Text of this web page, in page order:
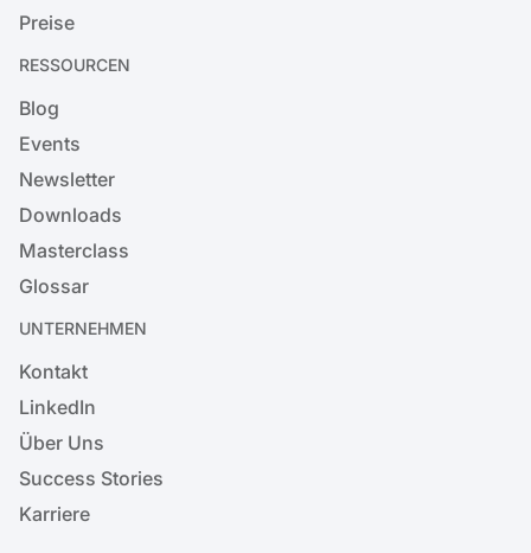
Preise
RESSOURCEN
Blog
Events
Newsletter
Downloads
Masterclass
Glossar
UNTERNEHMEN
Kontakt
LinkedIn
Über Uns
Success Stories
Karriere